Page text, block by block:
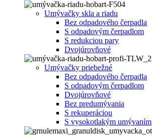
Umývačky skla a riadu
Bez odpadového čerpadla
S odpadovým čerpadlom
S redukciou pary
Dvojúrovňové
Umývačky priebežné
Bez odpadového čerpadla
S odpadovým čerpadlom
Dvojúrovňové
Bez predumývania
S rekuperáciou
S vysokotlakým umývaním